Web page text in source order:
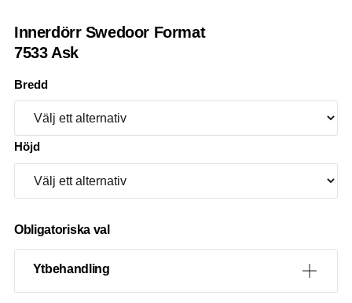
Innerdörr Swedoor Format
7533 Ask
Bredd
Höjd
Obligatoriska val
Ytbehandling